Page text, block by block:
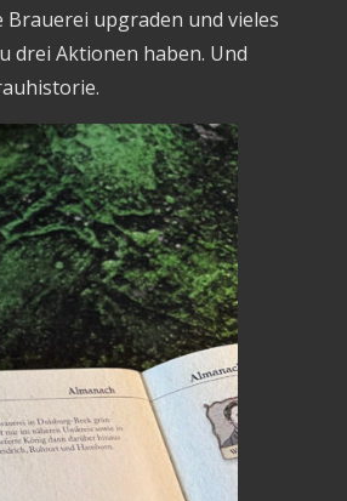
upgraden und vieles
drei Aktionen haben. Und